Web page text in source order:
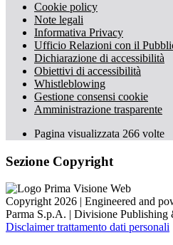
Cookie policy
Note legali
Informativa Privacy
Ufficio Relazioni con il
Dichiarazione di accessibilità
Obiettivi di accessibilità
Whistleblowing
Gestione consensi cookie
Amministrazione trasparente
Pagina visualizzata 266 volte
Sezione Copyright
Copyright 2026 | Engineered and
Parma S.p.A. | Divisione
Disclaimer trattamento dati personali